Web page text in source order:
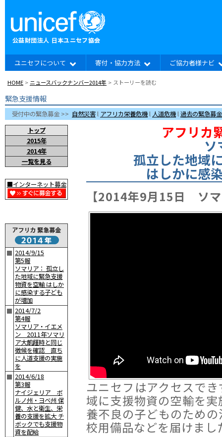
ユニセフについて 寄付・協力方法 ご協力者様ナビ
HOME > ニュースバックナンバー2014年 > ストーリーを読む
緊急支援情報
受付中の緊急募金 >> 自然災害l アフリカ栄養危機l 人道危機l過去の緊急募
トップ
2015年
2014年
一覧を見る
■インターネット募金
■ 2014/9/15
第5報
ソマリア： 孤立し
た地域に緊急支援
物資を空輸 はしか
に感染する子ども
が増加
■ 2014/7/2
第4報
ソマリア・イエメ
ン 2011年ソマリ
ア大飢饉時と同じ
徴候を確認 直ち
に人道支援の実施
を
■ 2014/6/18
第3報
ナイジェリア ボ
ルノ州・ヨベ州 保
健、水と衛生、栄
養の支援を拡大 チ
ボックでも支援物
資を配給
アフリ
ソ
孤立した地域
はしかに感
【2014年9月15日 ソ
ユニセフはアクセスで
域に支援物資の空輸を
養不良の子どものため
校用備品などを届けまし